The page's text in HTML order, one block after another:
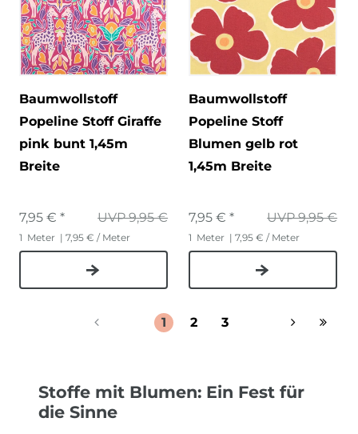
Baumwollstoff
Popeline Stoff Giraffe
pink bunt 1,45m
Breite
UVP 9,95 €
7,95 € *
1 Meter | 7,95 € / Meter
Baumwollstoff
Popeline Stoff
Blumen gelb rot
1,45m Breite
UVP 9,95 €
7,95 € *
1 Meter | 7,95 € / Meter
1 2 3
Stoffe mit Blumen: Ein Fest für
die Sinne